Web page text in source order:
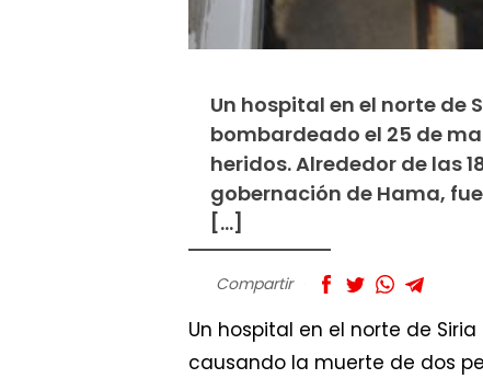
Un hospital en el norte de
bombardeado el 25 de
heridos. Alrededor de las
gobernación de Hama,
[…]
Compartir
Un hospital en el norte de
causando la muerte de dos